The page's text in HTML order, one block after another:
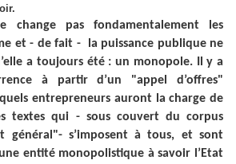
change pas fondamentalement les
et - de fait - la puissance publique ne
a toujours été : un monopole. Il y a
à partir d’un "appel d’offres"
entrepreneurs auront la charge de
textes qui - sous couvert du corpus
général"- s’imposent à tous, et sont
entité monopolistique à savoir l’Etat